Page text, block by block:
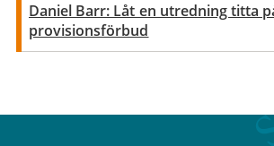
Daniel Barr: Låt en utredning titta
provisionsförbud